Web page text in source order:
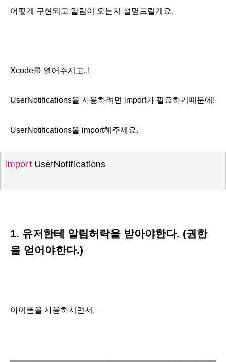
어떻게 구현되고 알림이 오는지 설명드릴게요.
Xcode를 열어주시고..!
UserNotifications을 사용하려면 import가 필요하기때문에!
UserNotifications을 import해주세요.
import UserNotifications
1. 유저한테 알림허락을 받아야한다. (권한
을 얻어야한다.)
아이폰을 사용하시면서,